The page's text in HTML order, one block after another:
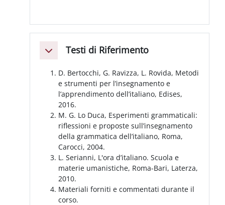
CollapseTesti di Riferimento
D. Bertocchi, G. Ravizza, L. Rovida, Metodi
e strumenti per l’insegnamento e
l’apprendimento dell’italiano, Edises,
2016.
M. G. Lo Duca, Esperimenti grammaticali:
riflessioni e proposte sull’insegnamento
della grammatica dell’italiano, Roma,
Carocci, 2004.
L. Serianni, L'ora d’italiano. Scuola e
materie umanistiche, Roma-Bari, Laterza,
2010.
Materiali forniti e commentati durante il
corso.